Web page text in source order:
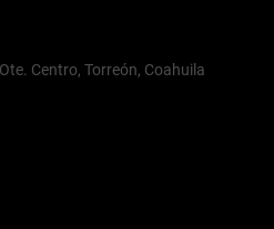
Centro, Torreón, Coahuila